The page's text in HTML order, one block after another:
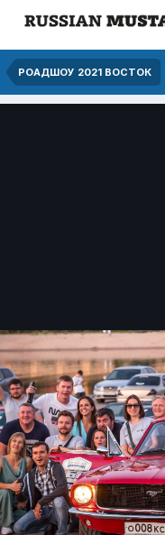
РОАДШОУ 2021 ВОСТОК